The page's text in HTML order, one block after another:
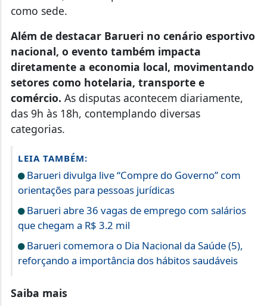
como sede.
Além de destacar Barueri no cenário esportivo
nacional, o evento também impacta
diretamente a economia local, movimentando
setores como hotelaria, transporte e
comércio. As disputas acontecem diariamente,
das 9h às 18h, contemplando diversas
categorias.
LEIA TAMBÉM:
Barueri divulga live “Compre do Governo” com
orientações para pessoas jurídicas
Barueri abre 36 vagas de emprego com salários
que chegam a R$ 3.2 mil
Barueri comemora o Dia Nacional da Saúde (5),
reforçando a importância dos hábitos saudáveis
Saiba mais